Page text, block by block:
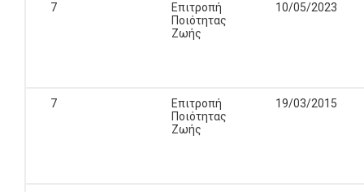
7
Επιτροπή
Ποιότητας
Ζωής
10/05/2023
7
Επιτροπή
Ποιότητας
Ζωής
19/03/2015